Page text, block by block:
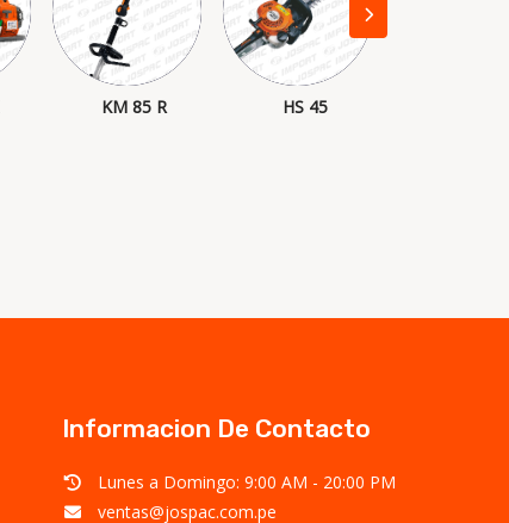
KM 85 R HS 45
Informacion De Contacto
Lunes a Domingo: 9:00 AM - 20:00 PM
ventas@jospac.com.pe